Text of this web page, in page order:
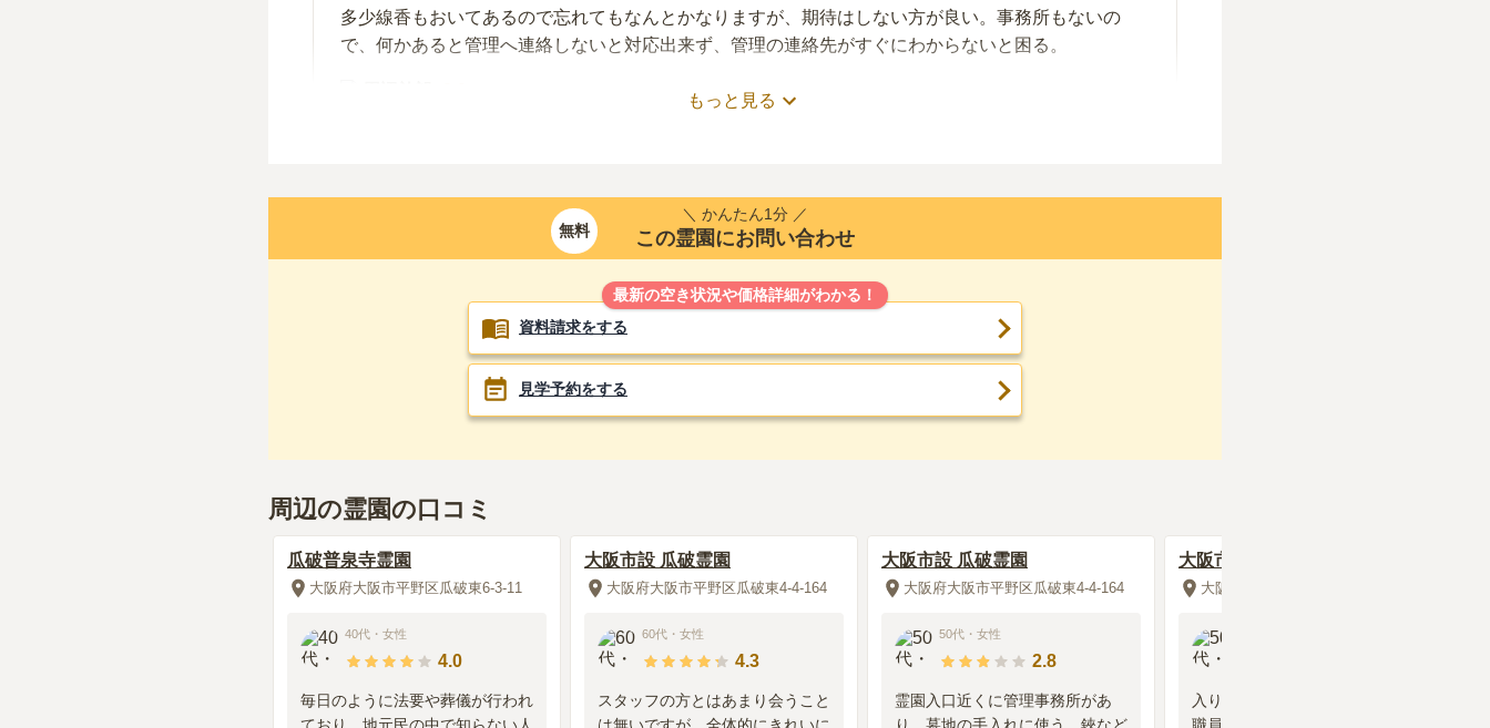
多少線香もおいてあるので忘れてもなんとかなりますが、期待はしない方が良い。事務所もないの
で、何かあると管理へ連絡しないと対応出来ず、管理の連絡先がすぐにわからないと困る。
男性
3.3
自家用車で近隣のコインパーキングで駐車するが台数が少ないので何件か回る必要がある、路上駐車
設備・環境
3.0
くいところがある
住宅地のなかにあるので、敷地が狭いからある程度は手入れされた状態。事務所は無く手ぶらでの墓
参りはいけない。
周辺施設 3.0
もっと見る
無料
＼ かんたん1分 ／
この霊園にお問い合わせ
最新の空き状況や価格詳細がわかる！
資料請求をする
見学予約をする
周辺の霊園の口コミ
瓜破普泉寺霊園
大阪府大阪市平野区瓜破東6-3-11
40代 ・ 女性
4.0
毎日のように法要や葬儀が行われ
大阪市設 瓜破霊園
大阪府大阪市平野区瓜破東4-4-164
60代 ・ 女性
4.3
スタッフの方とはあまり会うこと
大阪市設 瓜破霊園
大阪府大阪市平野区瓜破東4-4-164
50代 ・ 女性
2.8
霊園入口近くに管理事務所があ
大阪市設 瓜破霊園
大阪府大阪市平野区瓜破東4-4-164
入り口に管理事務所があります。